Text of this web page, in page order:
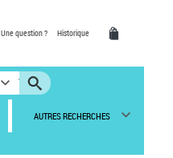
Une question ? Historique
AUTRES RECHERCHES